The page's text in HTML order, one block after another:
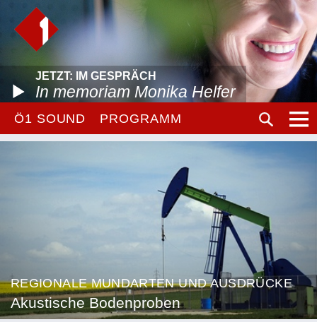
JETZT: IM GESPRÄCH
In memoriam Monika Helfer
Ö1 SOUND PROGRAMM
REGIONALE MUNDARTEN UND AUSDRÜCKE
Akustische Bodenproben